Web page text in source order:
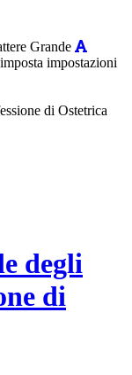
Grande
impostazioni
di Ostetrica
degli
di